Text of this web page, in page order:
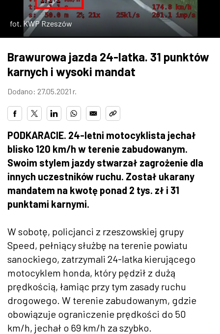
ZDJĘCIA
W RZESZOWIE
fot. KWP Rzeszów
Brawurowa jazda 24-latka. 31 punktów
karnych i wysoki mandat
Dodano: 27.05.2021 r.
PODKARACIE. 24-letni motocyklista jechał
blisko 120 km/h w terenie zabudowanym.
Swoim stylem jazdy stwarzał zagrożenie dla
innych uczestników ruchu. Został ukarany
mandatem na kwotę ponad 2 tys. zł i 31
punktami karnymi.
W sobotę, policjanci z rzeszowskiej grupy
Speed, pełniący służbę na terenie powiatu
sanockiego, zatrzymali 24-latka kierującego
motocyklem honda, który pędził z dużą
prędkością, łamiąc przy tym zasady ruchu
drogowego. W terenie zabudowanym, gdzie
obowiązuje ograniczenie prędkości do 50
km/h, jechał o 69 km/h za szybko.